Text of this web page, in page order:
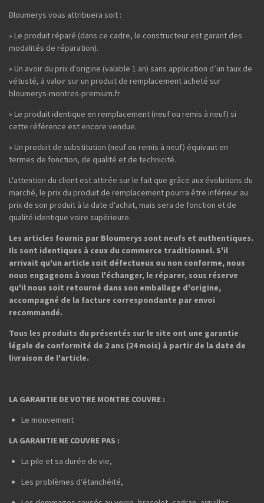
Bloumerys vous attribuera soit :
» Le produit réparé (dans ce cadre, le constructeur est garant des
modalités de réparation).
» Un avoir du prix d'origine (valable 1 an) sans application d’un taux de
vétusté, à valoir sur un produit de remplacement acheté sur
bloumerys-montres-premium.fr
» Le produit identique en remplacement (neuf ou remis à neuf) si
cette référence est encore vendue.
» Un produit de substitution (neuf ou remis à neuf) équivaut en
termes de fonction, de qualité et de technicité.
L'attention du client est attirée sur le fait que grâce aux évolutions du
marché, le prix du produit de remplacement pourra être inférieur au
prix de son produit à la date d'achat, mais sera de fonction et de
qualité identique voire supérieure.
Les articles fournis par Bloumerys sont neufs et authentiques.
Ils sont identiques à ceux du commerce traditionnel. S'il
arrivait qu'un article soit défectueux ou non conforme, nous
nous engageons à vous l'échanger, le réparer, sous réserve
qu'il nous soit retourné dans son emballage d'origine,
accompagné de la facture correspondante par envoi
recommandé.
Tous les produits du présentés sur le site ont une garantie
légale de conformité de 2 ans (24 mois) à partir de la date de
livraison de l'article.
LA GARANTIE DE VOTRE MONTRE COUVRE :
Le mouvement
LA GARANTIE NE COUVRE PAS :
La pile et sa durée de vie,
Les problèmes d’étanchéité,